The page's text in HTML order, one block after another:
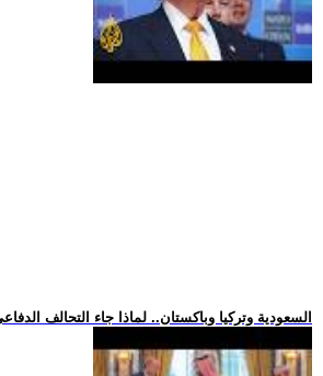
.. السعودية وتركيا وباكستان.. لماذا جاء التحالف